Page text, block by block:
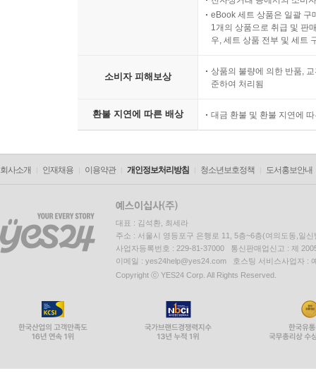
eBook 세트 상품은 일괄 구
1개의 상품으로 취급 및 판
우, 세트 상품 전부 및 세트
소비자 피해보상
상품의 불량에 의한 반품,
준하여 처리됨
환불 지연에 따른 배상 대금 환불 및 환불 지연에
회사소개 인재채용 이용약관 개인정보처리방침 청소년보호정책 도서홍보안내
대표 : 김석환, 최세라
주소 : 서울시 영등포구 은행로 11, 5층~6층(여의도동,일신
사업자등록번호 : 229-81-37000 통신판매업신고 : 제
이메일 : yes24help@yes24.com 호스팅 서비스사업자 :
Copyright ⓒ YES24 Corp. All Rights Reserved.